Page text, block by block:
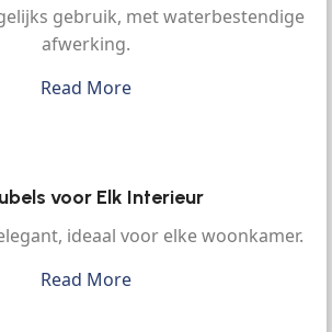
gebruik, met waterbestendige
afwerking.
Read More
voor Elk Interieur
ideaal voor elke woonkamer.
Read More